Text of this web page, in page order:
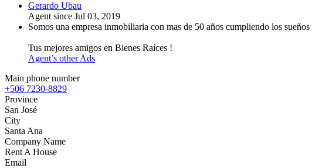
Gerardo Ubau
Agent since Jul 03, 2019
Somos una empresa inmobiliaria con mas de 50 años cumpliendo los
Tus mejores amigos en Bienes Raíces !
Agent’s other Ads
Main phone number
+506 7230-8829
Province
San José
City
Santa Ana
Company Name
Rent A House
Email